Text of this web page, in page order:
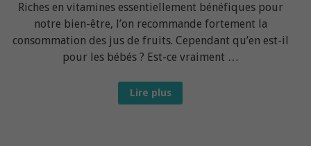
Riches en vitamines essentiellement bénéfiques pour
notre bien-être, l’on recommande fortement la
consommation des jus de fruits. Cependant qu’en est-il
pour les bébés ? Est-ce vraiment …
Diversification
alimentaire:
Quand
Lire plus